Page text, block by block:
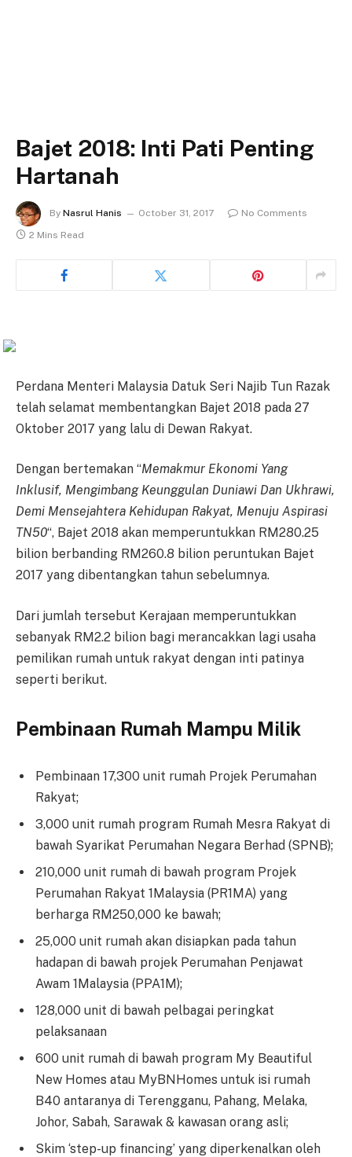
Bajet 2018: Inti Pati Penting
Hartanah
By Nasrul Hanis October 31, 2017
No Comments
2 Mins Read
Perdana Menteri Malaysia Datuk Seri Najib Tun Razak
telah selamat membentangkan Bajet 2018 pada 27
Oktober 2017 yang lalu di Dewan Rakyat.
Dengan bertemakan “Memakmur Ekonomi Yang
Inklusif, Mengimbang Keunggulan Duniawi Dan Ukhrawi,
Demi Mensejahtera Kehidupan Rakyat, Menuju Aspirasi
TN50“, Bajet 2018 akan memperuntukkan RM280.25
bilion berbanding RM260.8 bilion peruntukan Bajet
2017 yang dibentangkan tahun sebelumnya.
Dari jumlah tersebut Kerajaan memperuntukkan
sebanyak RM2.2 bilion bagi merancakkan lagi usaha
pemilikan rumah untuk rakyat dengan inti patinya
seperti berikut.
Pembinaan Rumah Mampu Milik
Pembinaan 17,300 unit rumah Projek Perumahan
Rakyat;
3,000 unit rumah program Rumah Mesra Rakyat di
bawah Syarikat Perumahan Negara Berhad (SPNB);
210,000 unit rumah di bawah program Projek
Perumahan Rakyat 1Malaysia (PR1MA) yang
berharga RM250,000 ke bawah;
25,000 unit rumah akan disiapkan pada tahun
hadapan di bawah projek Perumahan Penjawat
Awam 1Malaysia (PPA1M);
128,000 unit di bawah pelbagai peringkat
pelaksanaan
600 unit rumah di bawah program My Beautiful
New Homes atau MyBNHomes untuk isi rumah
B40 antaranya di Terengganu, Pahang, Melaka,
Johor, Sabah, Sarawak & kawasan orang asli;
Skim ‘step-up financing’ yang diperkenalkan oleh